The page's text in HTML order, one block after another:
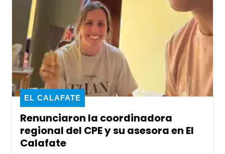
Renunciaron la coordinadora
regional del CPE y su asesora en El
Calafate
EL CALAFATE